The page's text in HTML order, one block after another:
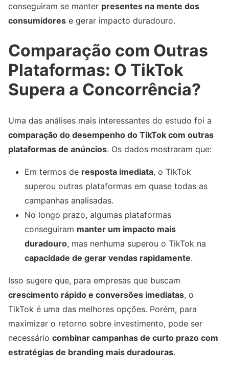
conseguiram se manter presentes na mente dos
consumidores e gerar impacto duradouro.
Comparação com Outras
Plataformas: O TikTok
Supera a Concorrência?
Uma das análises mais interessantes do estudo foi a
comparação do desempenho do TikTok com outras
plataformas de anúncios. Os dados mostraram que:
Em termos de resposta imediata, o TikTok
superou outras plataformas em quase todas as
campanhas analisadas.
No longo prazo, algumas plataformas
conseguiram manter um impacto mais
duradouro, mas nenhuma superou o TikTok na
capacidade de gerar vendas rapidamente.
Isso sugere que, para empresas que buscam
crescimento rápido e conversões imediatas, o
TikTok é uma das melhores opções. Porém, para
maximizar o retorno sobre investimento, pode ser
necessário combinar campanhas de curto prazo com
estratégias de branding mais duradouras.